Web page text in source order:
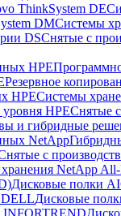
ThinkSystem DE
DMСистемы
DSСнятые с
HPE
Резервное
HPEСистемы
уровня HPEСнятые
и гибридные
NetApp
с
NetApp All-
Дисковые полки
DELLДисковые
INFORTREND